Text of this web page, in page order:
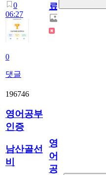
0
06:27
0
댓글
료
196746
영어공부
인증
남산골선
비
영
어
공